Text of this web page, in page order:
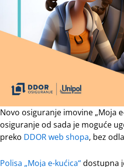
Novo osiguranje imovine „Moja
osiguranje od sada je moguće
preko DDOR web shopa, bez
Polisa „Moja e-kućica“dostupna